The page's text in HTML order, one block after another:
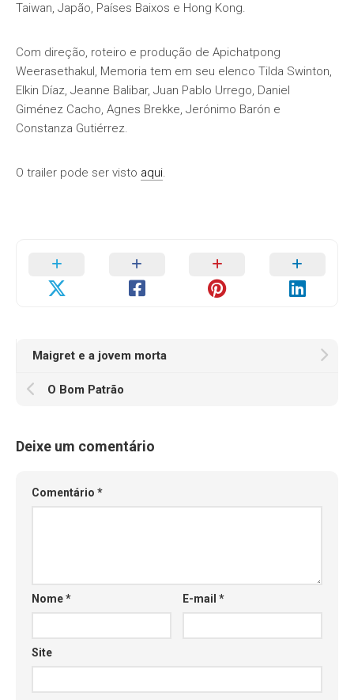
Taiwan, Japão, Países Baixos e Hong Kong.
Com direção, roteiro e produção de Apichatpong
Weerasethakul, Memoria tem em seu elenco Tilda Swinton,
Elkin Díaz, Jeanne Balibar, Juan Pablo Urrego, Daniel
Giménez Cacho, Agnes Brekke, Jerónimo Barón e
Constanza Gutiérrez.
O trailer pode ser visto aqui.
Maigret e a jovem morta
O Bom Patrão
Deixe um comentário
Comentário *
Nome* E-mail*
Site